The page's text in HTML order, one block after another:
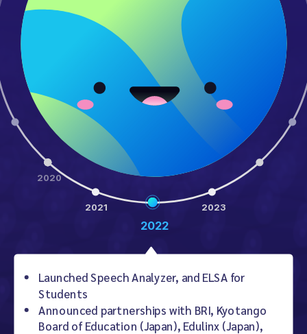
2020
2021
2022
2023
Launched Speech Analyzer, and ELSA for
Students
Announced partnerships with BRI, Kyotango
Board of Education (Japan), Edulinx (Japan),
Launch Winner